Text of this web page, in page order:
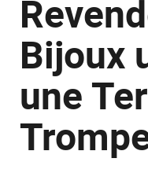
Bijoux
une